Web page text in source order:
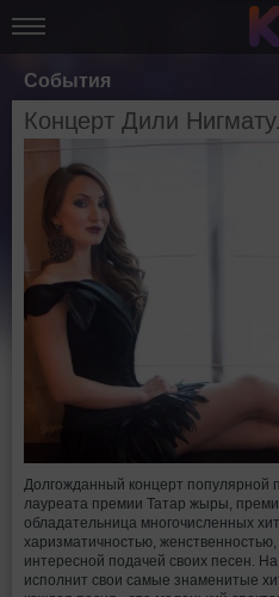
События
Концерт Дили
Долгожданный концерт популярной
лауреата премии Татар жыры,
обладательница многочисленных
харизматичностью,
интересной подачей своих песен.
исполнит свои самые знаменитые